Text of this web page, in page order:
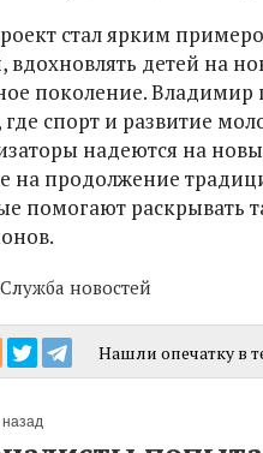
стал ярким
вдохновлять детей на
поколение. Владимир
где спорт и развитие
надеются на
на продолжение
помогают раскрывать
Служба новостей
Нашли опечатку в